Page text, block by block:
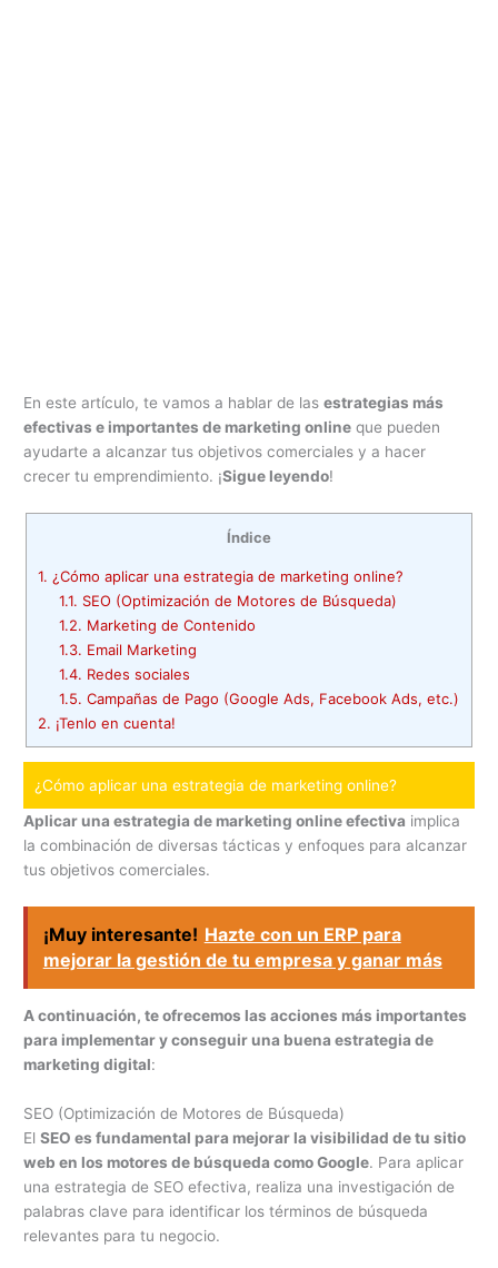
En este artículo, te vamos a hablar de lasestrategias más
efectivas e importantes de marketing online que pueden
ayudarte a alcanzar tus objetivos comerciales y a hacer
crecer tu emprendimiento. ¡Sigue leyendo!
Índice
1. ¿Cómo aplicar una estrategia de marketing online?
1.1. SEO (Optimización de Motores de Búsqueda)
1.2. Marketing de Contenido
1.3. Email Marketing
1.4. Redes sociales
1.5. Campañas de Pago (Google Ads, Facebook Ads, etc.)
2. ¡Tenlo en cuenta!
¿Cómo aplicar una estrategia de marketing online?
Aplicar una estrategia de marketing online efectiva implica
la combinación de diversas tácticas y enfoques para alcanzar
tus objetivos comerciales.
¡Muy interesante! Hazte con un ERP para
mejorar la gestión de tu empresa y ganar más
A continuación, te ofrecemos las acciones más importantes
para implementar y conseguir una buena estrategia de
marketing digital:
SEO (Optimización de Motores de Búsqueda)
ElSEO es fundamental para mejorar la visibilidad de tu sitio
web en los motores de búsqueda como Google. Para aplicar
una estrategia de SEO efectiva, realiza una investigación de
palabras clave para identificar los términos de búsqueda
relevantes para tu negocio.